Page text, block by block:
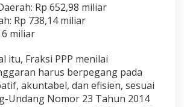
D
T
a
u
A
n
g
Rp 652,98 miliar
Rp 738,14 miliar
miliar
itu, Fraksi PPP menilai
harus berpegang pada
akuntabel, dan efisien, sesuai
Undang Nomor 23 Tahun 2014